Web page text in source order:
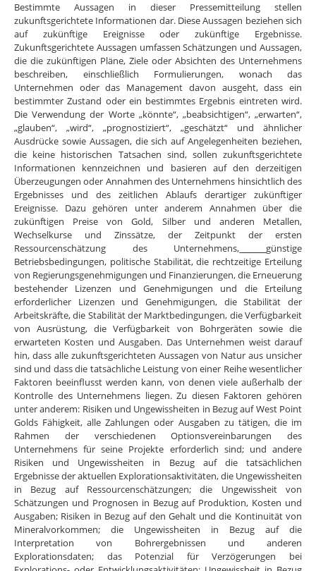
Bestimmte Aussagen in dieser Pressemitteilung stellen
zukunftsgerichtete Informationen dar. Diese Aussagen beziehen sich
auf zukünftige Ereignisse oder zukünftige Ergebnisse.
Zukunftsgerichtete Aussagen umfassen Schätzungen und Aussagen,
die die zukünftigen Pläne, Ziele oder Absichten des Unternehmens
beschreiben, einschließlich Formulierungen, wonach das
Unternehmen oder das Management davon ausgeht, dass ein
bestimmter Zustand oder ein bestimmtes Ergebnis eintreten wird.
Die Verwendung der Worte „könnte“, „beabsichtigen“, „erwarten“,
„glauben“, „wird“, „prognostiziert“, „geschätzt“ und ähnlicher
Ausdrücke sowie Aussagen, die sich auf Angelegenheiten beziehen,
die keine historischen Tatsachen sind, sollen zukunftsgerichtete
Informationen kennzeichnen und basieren auf den derzeitigen
Überzeugungen oder Annahmen des Unternehmens hinsichtlich des
Ergebnisses und des zeitlichen Ablaufs derartiger zukünftiger
Ereignisse. Dazu gehören unter anderem Annahmen über die
zukünftigen Preise von Gold, Silber und anderen Metallen,
Wechselkurse und Zinssätze, der Zeitpunkt der ersten
Ressourcenschätzung des Unternehmens,
günstige
Betriebsbedingungen, politische Stabilität, die rechtzeitige Erteilung
von Regierungsgenehmigungen und Finanzierungen, die Erneuerung
bestehender Lizenzen und Genehmigungen und die Erteilung
erforderlicher Lizenzen und Genehmigungen, die Stabilität der
Arbeitskräfte, die Stabilität der Marktbedingungen, die Verfügbarkeit
von Ausrüstung, die Verfügbarkeit von Bohrgeräten sowie die
erwarteten Kosten und Ausgaben. Das Unternehmen weist darauf
hin, dass alle zukunftsgerichteten Aussagen von Natur aus unsicher
sind und dass die tatsächliche Leistung von einer Reihe wesentlicher
Faktoren beeinflusst werden kann, von denen viele außerhalb der
Kontrolle des Unternehmens liegen. Zu diesen Faktoren gehören
unter anderem: Risiken und Ungewissheiten in Bezug auf West Point
Golds Fähigkeit, alle Zahlungen oder Ausgaben zu tätigen, die im
Rahmen der verschiedenen Optionsvereinbarungen des
Unternehmens für seine Projekte erforderlich sind; und andere
Risiken und Ungewissheiten in Bezug auf die tatsächlichen
Ergebnisse der aktuellen Explorationsaktivitäten, die Ungewissheiten
in Bezug auf Ressourcenschätzungen; die Ungewissheit von
Schätzungen und Prognosen in Bezug auf Produktion, Kosten und
Ausgaben; Risiken in Bezug auf den Gehalt und die Kontinuität von
Mineralvorkommen; die Ungewissheiten in Bezug auf die
Interpretation von Bohrergebnissen und anderen
Explorationsdaten; das Potenzial für Verzögerungen bei